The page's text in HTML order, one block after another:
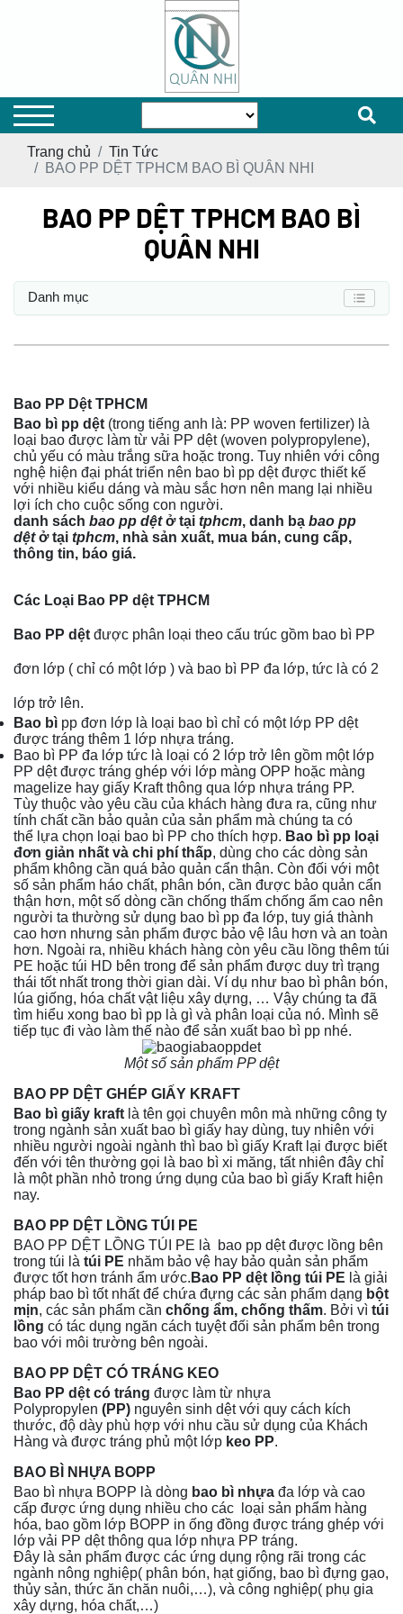
Trang chủ
Tin Tức
BAO PP DỆT TPHCM BAO BÌ QUÂN NHI
BAO PP DỆT TPHCM BAO BÌ
QUÂN NHI
Danh mục
Bao PP Dệt TPHCM
Bao bì pp dệt (trong tiếng anh là: PP woven fertilizer) là
loại bao được làm từ vải PP dệt (woven polypropylene),
chủ yếu có màu trắng sữa hoặc trong. Tuy nhiên với công
nghệ hiện đại phát triển nên bao bì pp dệt được thiết kế
với nhiều kiểu dáng và màu sắc hơn nên mang lại nhiều
lợi ích cho cuộc sống con người.
danh sách bao pp dệtở tại tphcm, danh bạ bao pp
dệtở tại tphcm, nhà sản xuất, mua bán, cung cấp,
thông tin, báo giá.
Các Loại Bao PP dệt TPHCM
Bao PP dệt được phân loại theo cấu trúc gồm bao bì PP
đơn lớp ( chỉ có một lớp ) và bao bì PP đa lớp, tức là có 2
lớp trở lên.
Bao bì pp đơn lớp là loại bao bì chỉ có một lớp PP dệt
được tráng thêm 1 lớp nhựa tráng.
Bao bì PP đa lớp tức là loại có 2 lớp trở lên gồm một lớp
PP dệt được tráng ghép với lớp màng OPP hoặc màng
magelize hay giấy Kraft thông qua lớp nhựa tráng PP.
Tùy thuộc vào yêu cầu của khách hàng đưa ra, cũng như
tính chất cần bảo quản của sản phẩm mà chúng ta có
thể lựa chọn loại bao bì PP cho thích hợp. Bao bì pp loại
đơn giản nhất và chi phí thấp, dùng cho các dòng sản
phẩm không cần quá bảo quản cẩn thận. Còn đối với một
số sản phẩm háo chất, phân bón, cần được bảo quản cẩn
thận hơn, một số dòng cần chống thấm chống ẩm cao nên
người ta thường sử dụng bao bì pp đa lớp, tuy giá thành
cao hơn nhưng sản phẩm được bảo vệ lâu hơn và an toàn
hơn. Ngoài ra, nhiều khách hàng còn yêu cầu lồng thêm túi
PE hoặc túi HD bên trong để sản phẩm được duy trì trạng
thái tốt nhất trong thời gian dài. Ví dụ như bao bì phân bón,
lúa giống, hóa chất vật liệu xây dựng, … Vậy chúng ta đã
tìm hiểu xong bao bì pp là gì và phân loại của nó. Mình sẽ
tiếp tục đi vào làm thế nào để sản xuất bao bì pp nhé.
Một số sản phẩm PP dệt
BAO PP DỆT GHÉP GIẤY KRAFT
Bao bì giấy kraft là tên gọi chuyên môn mà những công ty
trong ngành sản xuất bao bì giấy hay dùng, tuy nhiên với
nhiều người ngoài ngành thì bao bì giấy Kraft lại được biết
đến với tên thường gọi là bao bì xi măng, tất nhiên đây chỉ
là một phần nhỏ trong ứng dụng của bao bì giấy Kraft hiện
nay.
BAO PP DỆT LỒNG TÚI PE
BAO PP DỆT LỒNG TÚI PE là bao pp dệt được lồng bên
trong túi là túi PE nhăm bảo vệ hay bảo quản sản phẩm
được tốt hơn tránh ẩm ước. Bao PP dệt lồng túi PE là giải
pháp bao bì tốt nhất để chứa đựng các sản phẩm dạng bột
mịn, các sản phẩm cần chống ẩm, chống thấm. Bởi vì túi
lồng có tác dụng ngăn cách tuyệt đối sản phẩm bên trong
bao với môi trường bên ngoài.
BAO PP DỆT CÓ TRÁNG KEO
Bao PP dệt có tráng được làm từ nhựa
Polypropylen (PP) nguyên sinh dệt với quy cách kích
thước, độ dày phù hợp với nhu cầu sử dụng của Khách
Hàng và được tráng phủ một lớp keo PP.
BAO BÌ NHỰA BOPP
Bao bì nhựa BOPP là dòng bao bì nhựa đa lớp và cao
cấp được ứng dụng nhiều cho các loại sản phẩm hàng
hóa, bao gồm lớp BOPP in ống đồng được tráng ghép với
lớp vải PP dệt thông qua lớp nhựa PP tráng.
Đây là sản phẩm được các ứng dụng rộng rãi trong các
ngành nông nghiệp( phân bón, hạt giống, bao bì đựng gạo,
thủy sản, thức ăn chăn nuôi,…), và công nghiệp( phụ gia
xây dựng, hóa chất,…)